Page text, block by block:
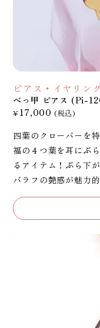
ピアス・イヤリン
べっ甲 ピアス (Pi-
¥17,000 (税込)
四葉のクローバーを
福の４つ葉を耳にぶ
るアイテム！ぶら下
バラフの艶感が魅力的